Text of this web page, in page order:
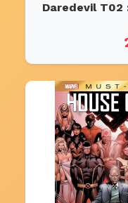
Daredevil T02